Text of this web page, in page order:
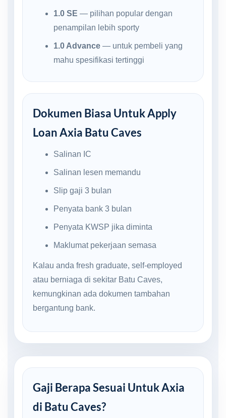
1.0 SE — pilihan popular dengan
penampilan lebih sporty
1.0 Advance— untuk pembeli yang
mahu spesifikasi tertinggi
Dokumen Biasa Untuk Apply
Loan Axia Batu Caves
Salinan IC
Salinan lesen memandu
Slip gaji 3 bulan
Penyata bank 3 bulan
Penyata KWSP jika diminta
Maklumat pekerjaan semasa
Kalau anda fresh graduate, self-employed
atau berniaga di sekitar Batu Caves,
kemungkinan ada dokumen tambahan
bergantung bank.
Gaji Berapa Sesuai Untuk Axia
di Batu Caves?